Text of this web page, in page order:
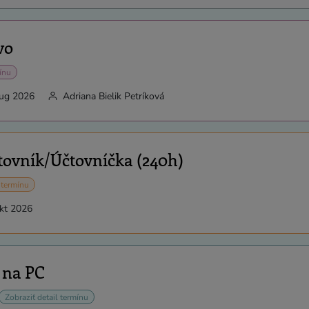
2026 Adriana Bielik Petríková
Účtovníčka (240h)
2026
PC
Zobraziť detail termínu